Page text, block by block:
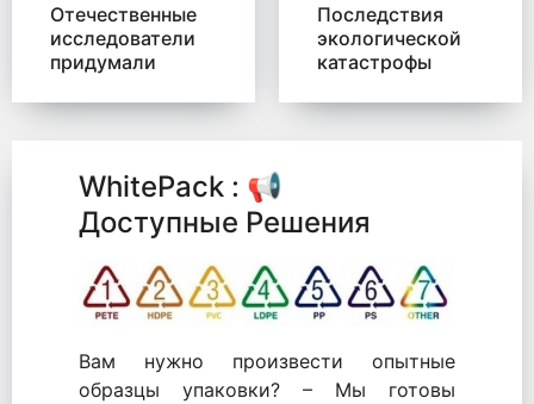
Отечественные
исследователи
придумали
для утилизации
Последствия
экологической
катастрофы
микробы от
WhitePack : 📢
Доступные Решения
Вам нужно произвести опытные
образцы упаковки? – Мы готовы